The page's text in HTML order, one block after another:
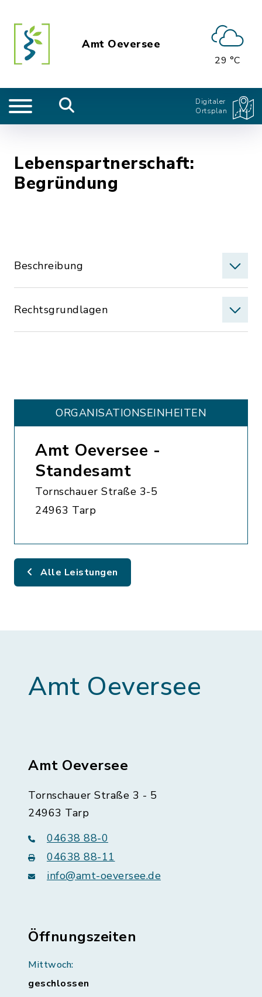
Amt Oeversee
29 °C
Digitaler
Ortsplan
Lebenspartnerschaft:
Begründung
Beschreibung
Rechtsgrundlagen
ORGANISATIONS­EINHEITEN
Amt Oeversee -
Standesamt
Tornschauer Straße 3-5
24963 Tarp
Alle Leistungen
Amt Oeversee
Amt Oeversee
Tornschauer Straße 3 - 5
24963 Tarp
04638 88-0
04638 88-11
info@amt-oeversee.de
Öffnungszeiten
Mittwoch:
geschlossen